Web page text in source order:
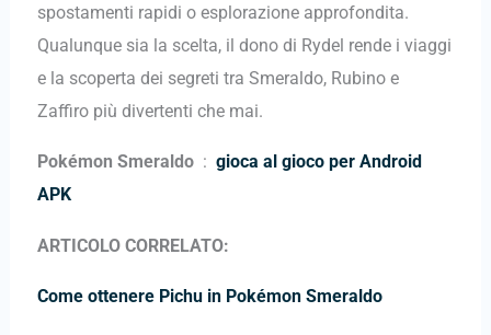
spostamenti rapidi o esplorazione approfondita.
Qualunque sia la scelta, il dono di Rydel rende i viaggi
e la scoperta dei segreti tra Smeraldo, Rubino e
Zaffiro più divertenti che mai.
Pokémon Smeraldo: gioca al gioco per Android
APK
ARTICOLO CORRELATO:
Come ottenere Pichu in Pokémon Smeraldo